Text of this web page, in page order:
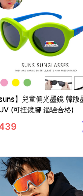
suns】兒童偏光墨鏡 韓版
(可扭鏡腳 鑑驗合格)